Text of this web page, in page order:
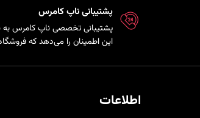
پشتیبانی ناپ کامرس
پشتیبانی تخصصی ناپ کامرس
این اطمینان را می‌دهد که
فنی در کمترین زمان ممکن برای
کنار شما خواهد بود.اطلاعات